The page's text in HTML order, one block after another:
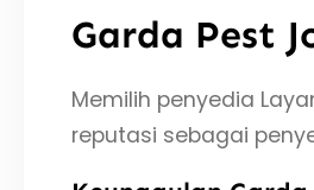
Garda Pest
Memilih penyedia
reputasi sebagai